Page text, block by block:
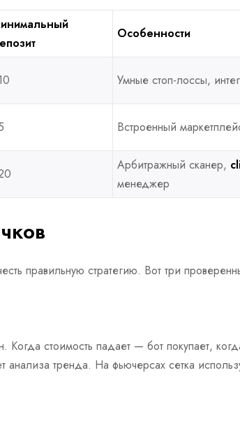
Особенности
Умные стоп-лоссы,
Встроенный
Арбитражный сканер,
менеджер
правильную стратегию. Вот три
стоимость падает — бот покупает,
анализа тренда. На фьючерсах сетка